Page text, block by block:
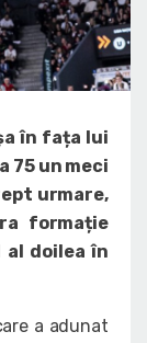
în fața lui
75 un meci
urmare,
formație
al doilea în
a adunat